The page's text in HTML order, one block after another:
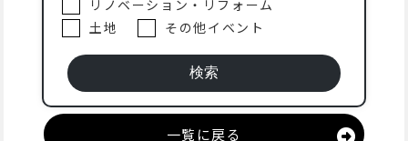
リノベーション・リフォーム
土地
その他イベント
一覧に戻る